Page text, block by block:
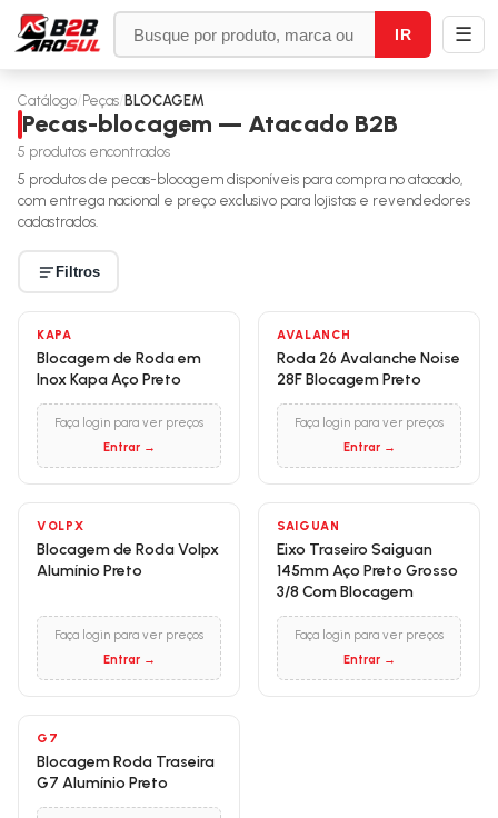
IR ☰
Catálogo Peças BLOCAGEM
Pecas-blocagem — Atacado B2B
5 produtos encontrados
5 produtos de pecas-blocagem disponíveis para compra no atacado,
com entrega nacional e preço exclusivo para lojistas e revendedores
cadastrados.
Filtros
KAPA
Blocagem de Roda em
Inox Kapa Aço Preto
Faça login para ver preços
Entrar →
AVALANCH
Roda 26 Avalanche Noise
28F Blocagem Preto
Faça login para ver preços
Entrar →
VOLPX
Blocagem de Roda Volpx
Alumínio Preto
Faça login para ver preços
Entrar →
SAIGUAN
Eixo Traseiro Saiguan
145mm Aço Preto Grosso
3/8 Com Blocagem
Faça login para ver preços
Entrar →
G7
Blocagem Roda Traseira
G7 Alumínio Preto